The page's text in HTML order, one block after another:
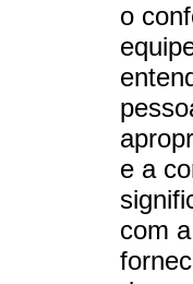
o
e a
com